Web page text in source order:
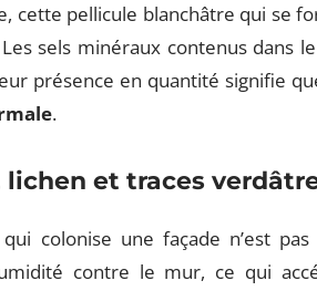
cette pellicule blanchâtre qui se
sels minéraux contenus dans
présence en quantité signifie
.
lichen et traces
colonise une façade n’est
contre le mur, ce qui